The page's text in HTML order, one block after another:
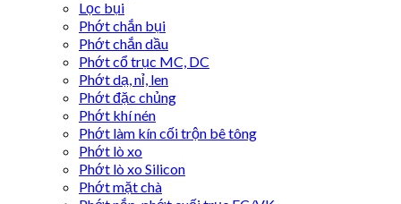
Lọc bụi
Phớt chắn bụi
Phớt chắn dầu
Phớt cổ trục MC, DC
Phớt dạ, nỉ, len
Phớt đặc chủng
Phớt khí nén
Phớt làm kín cối trộn bê tông
Phớt lò xo
Phớt lò xo Silicon
Phớt mặt chà